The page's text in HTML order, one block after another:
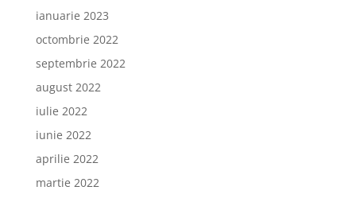
ianuarie 2023
octombrie 2022
septembrie 2022
august 2022
iulie 2022
iunie 2022
aprilie 2022
martie 2022